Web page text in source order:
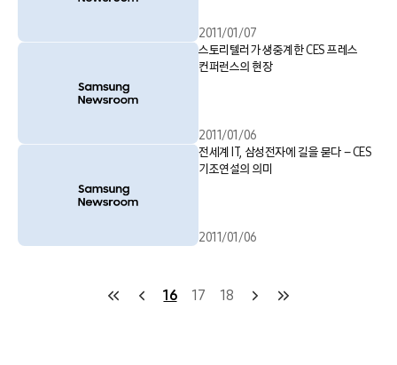
2011/01/07
스토리텔러가 생중계한 CES 프레스
컨퍼런스의 현장
2011/01/06
전세계 IT, 삼성전자에 길을 묻다 – CES
기조연설의 의미
2011/01/06
16 17 18